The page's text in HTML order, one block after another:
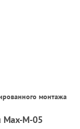
монтажа
Max-M-05